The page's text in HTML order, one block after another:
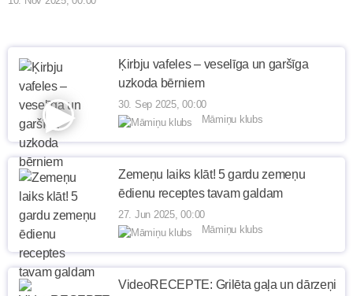
Ķirbju vafeles – veselīga un garšīga
uzkoda bērniem
30. Sep 2025, 00:00
Māmiņu klubs
Zemeņu laiks klāt! 5 gardu zemeņu
ēdienu receptes tavam galdam
27. Jun 2025, 00:00
Māmiņu klubs
VideoRECEPTE: Grilēta gaļa un dārzeņi